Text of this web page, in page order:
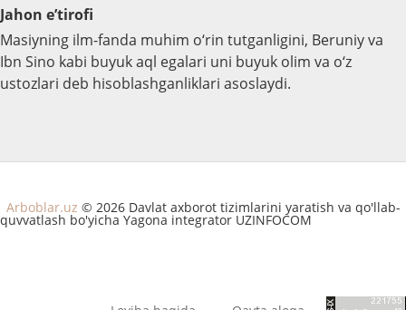
Jahon e’tirofi
Masiyning ilm-fanda muhim o‘rin tutganligini, Beruniy va
Ibn Sino kabi buyuk aql egalari uni buyuk olim va o‘z
ustozlari deb hisoblashganliklari asoslaydi.
Arboblar.uz © 2026 Davlat axborot tizimlarini yaratish va qo'llab-
quvvatlash bo'yicha Yagona integrator UZINFOCOM